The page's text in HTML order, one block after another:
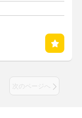
次のページへ